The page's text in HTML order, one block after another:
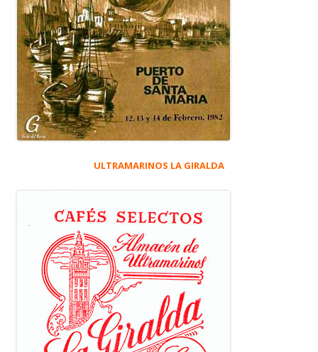
ULTRAMARINOS LA GIRALDA